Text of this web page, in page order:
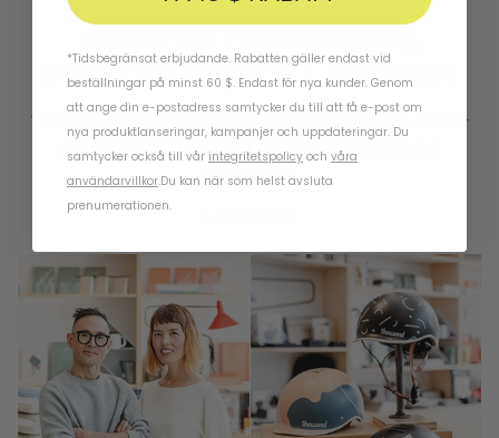
HERITAGE COLLECTION
Thousand på Kickstarter med Heritage Collection,
och vår
ursprungliga kollektion är fortfarande kärnan i vårt
varumärke...
*Tidsbegränsat erbjudande. Rabatten gäller endast vid
beställningar på minst 60 $. Endast för nya kunder. Genom
att ange din e-postadress samtycker du till att få e-post om
nya produktlanseringar, kampanjer och uppdateringar. Du
samtycker också till vår integritetspolicy och våra
användarvillkor.Du kan när som helst avsluta
prenumerationen.